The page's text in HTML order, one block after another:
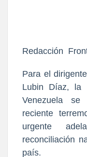
Redacción
Lubin Díaz, la
Venezuela
reciente
urgente
reconciliación
país.